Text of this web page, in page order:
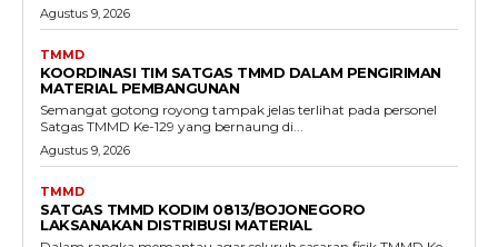
Agustus 9, 2026
TMMD
KOORDINASI TIM SATGAS TMMD DALAM PENGIRIMAN
MATERIAL PEMBANGUNAN
Semangat gotong royong tampak jelas terlihat pada personel
Satgas TMMD Ke-129 yang bernaung di...
Agustus 9, 2026
TMMD
SATGAS TMMD KODIM 0813/BOJONEGORO
LAKSANAKAN DISTRIBUSI MATERIAL